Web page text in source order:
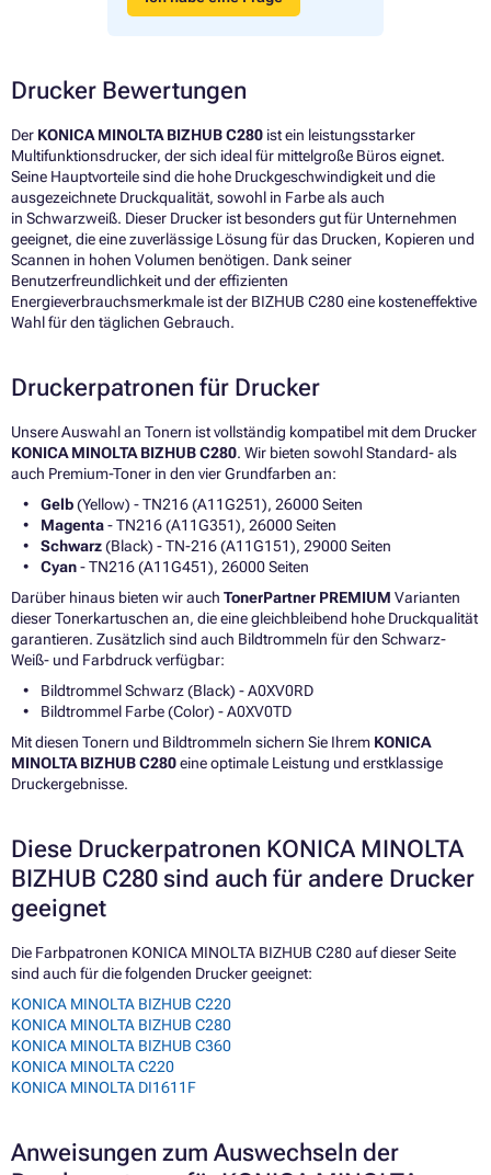
Drucker Bewertungen
Der KONICA MINOLTA BIZHUB C280 ist ein leistungsstarker
Multifunktionsdrucker, der sich ideal für mittelgroße Büros eignet.
Seine Hauptvorteile sind die hohe Druckgeschwindigkeit und die
ausgezeichnete Druckqualität, sowohl in Farbe als auch
in Schwarzweiß. Dieser Drucker ist besonders gut für Unternehmen
geeignet, die eine zuverlässige Lösung für das Drucken, Kopieren und
Scannen in hohen Volumen benötigen. Dank seiner
Benutzerfreundlichkeit und der effizienten
Energieverbrauchsmerkmale ist der BIZHUB C280 eine kosteneffektive
Wahl für den täglichen Gebrauch.
Druckerpatronen für Drucker
Unsere Auswahl an Tonern ist vollständig kompatibel mit dem Drucker
KONICA MINOLTA BIZHUB C280. Wir bieten sowohl Standard- als
auch Premium-Toner in den vier Grundfarben an:
Gelb(Yellow) - TN216 (A11G251), 26000 Seiten
Magenta- TN216 (A11G351), 26000 Seiten
Schwarz(Black) - TN-216 (A11G151), 29000 Seiten
Cyan- TN216 (A11G451), 26000 Seiten
Darüber hinaus bieten wir auch TonerPartner PREMIUM Varianten
dieser Tonerkartuschen an, die eine gleichbleibend hohe Druckqualität
garantieren. Zusätzlich sind auch Bildtrommeln für den Schwarz-
Weiß- und Farbdruck verfügbar:
Bildtrommel Schwarz (Black) - A0XV0RD
Bildtrommel Farbe (Color) - A0XV0TD
Mit diesen Tonern und Bildtrommeln sichern Sie Ihrem KONICA
MINOLTA BIZHUB C280eine optimale Leistung und erstklassige
Druckergebnisse.
Diese Druckerpatronen KONICA MINOLTA
BIZHUB C280 sind auch für andere Drucker
geeignet
Die Farbpatronen KONICA MINOLTA BIZHUB C280 auf dieser Seite
sind auch für die folgenden Drucker geeignet:
KONICA MINOLTA BIZHUB C220
KONICA MINOLTA BIZHUB C280
KONICA MINOLTA BIZHUB C360
KONICA MINOLTA C220
KONICA MINOLTA DI1611F
Anweisungen zum Auswechseln der